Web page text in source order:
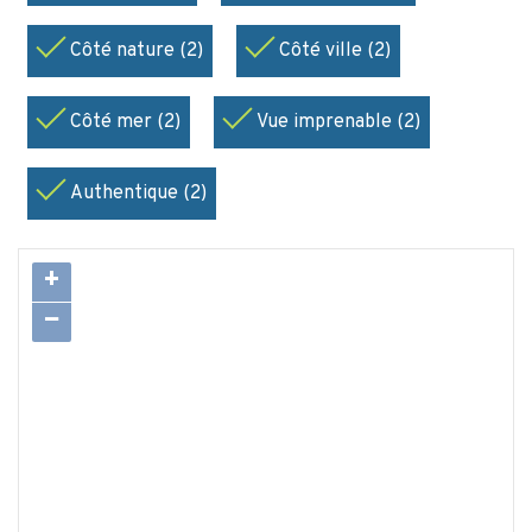
Côté nature (2) Côté ville (2)
Côté mer (2) Vue imprenable (2)
Authentique (2)
+
−